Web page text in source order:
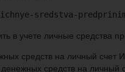
sredstva-
в учете личные средства
средств на личный
денежных средств на